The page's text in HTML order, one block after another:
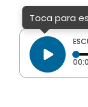
Toca para